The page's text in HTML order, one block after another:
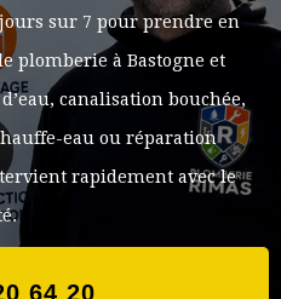
sur 7 pour prendre en
plomberie à Bastogne et
canalisation bouchée,
eau ou réparation
rapidement avec le
64 20